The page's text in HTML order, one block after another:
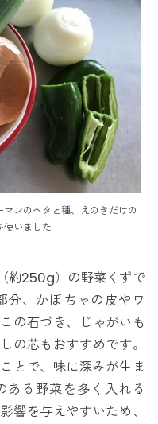
ンのヘタと種、えのきだけの
使いました
約250g）の野菜くずで
分、かぼちゃの皮やワ
の石づき、じゃがいも
の芯もおすすめです。
とで、味に深みが生ま
ある野菜を多く入れる
響を与えやすいため、